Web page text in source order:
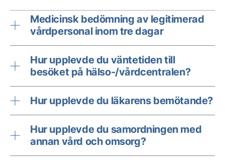
Medicinsk bedömning av legitimerad
vårdpersonal inom tre dagar
Hur upplevde du väntetiden till
besöket på hälso-/vårdcentralen?
Hur upplevde du läkarens bemötande?
Hur upplevde du samordningen med
annan vård och omsorg?